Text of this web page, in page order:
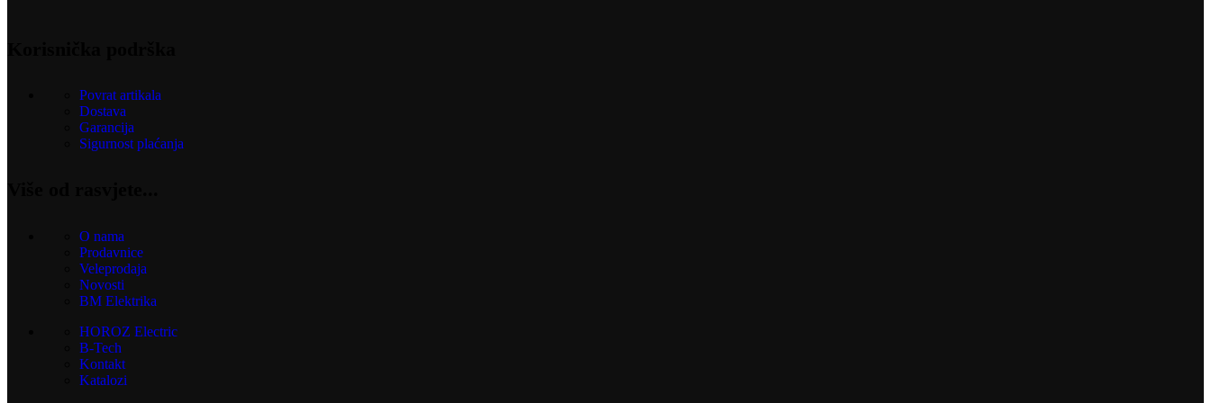
Povrat artikala
Dostava
Garancija
Sigurnost plaćanja
O nama
Prodavnice
Veleprodaja
Novosti
BM Elektrika
HOROZ Electric
B-Tech
Kontakt
Katalozi